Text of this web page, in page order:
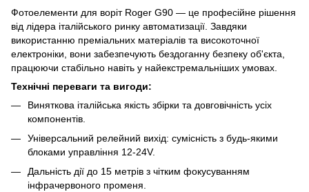
Фотоелементи для воріт Roger G90 — це професійне рішення
від лідера італійського ринку автоматизації. Завдяки
використанню преміальних матеріалів та високоточної
електроніки, вони забезпечують бездоганну безпеку об'єкта,
працюючи стабільно навіть у найекстремальніших умовах.
Технічні переваги та вигоди:
Виняткова італійська якість збірки та довговічність усіх
компонентів.
Універсальний релейний вихід: сумісність з будь-якими
блоками управління 12-24V.
Дальність дії до 15 метрів з чітким фокусуванням
інфрачервоного променя.